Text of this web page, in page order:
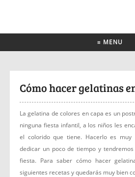
≡ MENU
Cómo hacer gelatinas
La gelatina de colores en capa es un
ninguna fiesta infantil, a los niños les
el colorido que tiene. Hacerlo es muy
dedicar un poco de tiempo y
fiesta. Para saber cómo hacer
siguientes recetas y quedarás muy bien